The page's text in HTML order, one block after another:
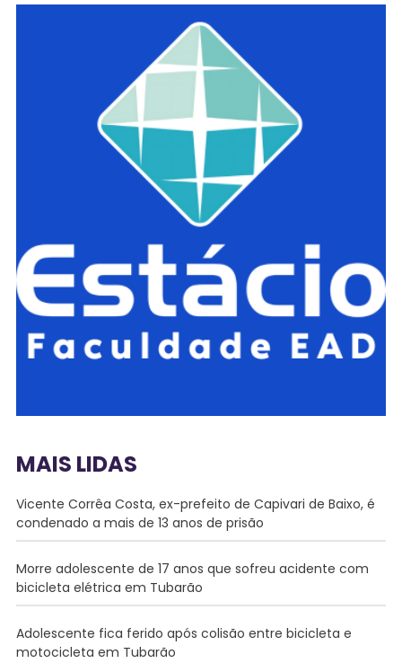
MAIS LIDAS
Vicente Corrêa Costa, ex-prefeito de Capivari de Baixo, é
condenado a mais de 13 anos de prisão
Morre adolescente de 17 anos que sofreu acidente com
bicicleta elétrica em Tubarão
Adolescente fica ferido após colisão entre bicicleta e
motocicleta em Tubarão